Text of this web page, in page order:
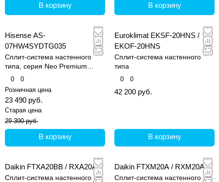
В корзину В корзину
Hisense AS-
07HW4SYDTG035
Сплит-система настенного
типа, серия Neo Premium
Classic A
0
0
Розничная цена
23 490 руб.
Старая цена
29 390 руб.
В корзину
Euroklimat EKSF-20HNS /
EKOF-20HNS
Сплит-система настенного
типа
0 0
42 200 руб.
В корзину
Daikin FTXA20BB / RXA20A
Сплит-система настенного
Daikin FTXM20A / RXM20A
Сплит-система настенного